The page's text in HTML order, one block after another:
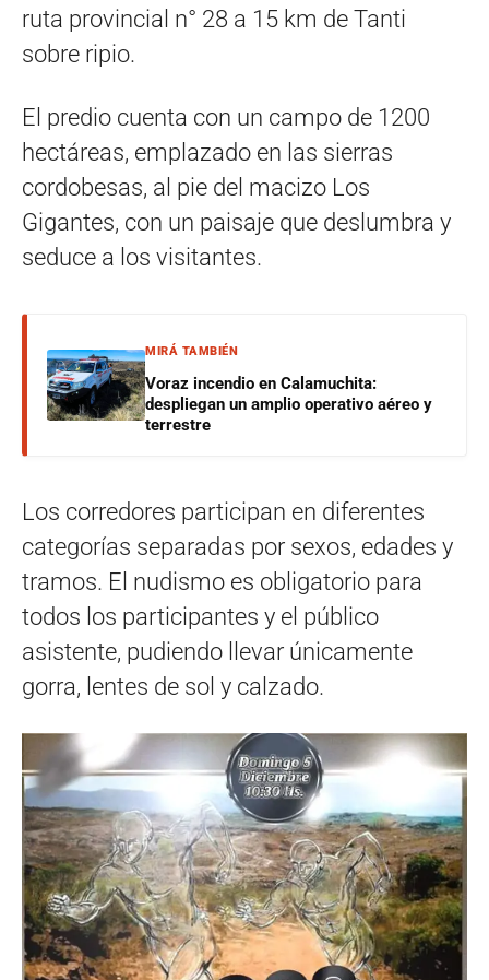
ruta provincial n° 28 a 15 km de Tanti
sobre ripio.
El predio cuenta con un campo de 1200
hectáreas, emplazado en las sierras
cordobesas, al pie del macizo Los
Gigantes, con un paisaje que deslumbra y
seduce a los visitantes.
MIRÁ TAMBIÉN
Voraz incendio en Calamuchita:
despliegan un amplio operativo aéreo y
terrestre
Los corredores participan en diferentes
categorías separadas por sexos, edades y
tramos. El nudismo es obligatorio para
todos los participantes y el público
asistente, pudiendo llevar únicamente
gorra, lentes de sol y calzado.